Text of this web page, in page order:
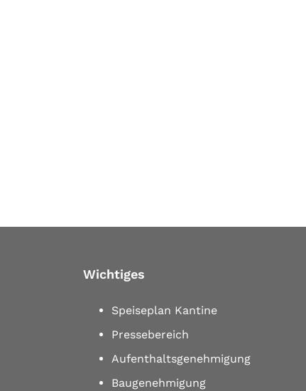
Wichtiges
Speiseplan Kantine
Pressebereich
Aufenthaltsgenehmigung
Baugenehmigung